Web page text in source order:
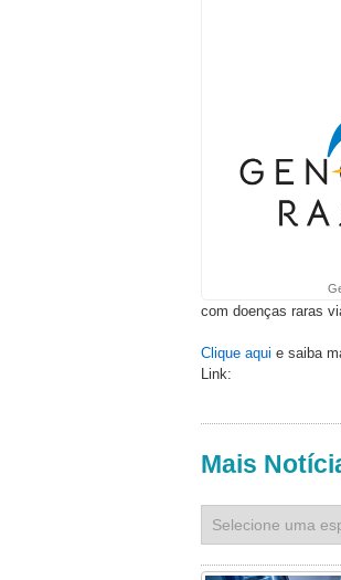
com doenças raras
Clique aqui e saiba
Link:
Mais